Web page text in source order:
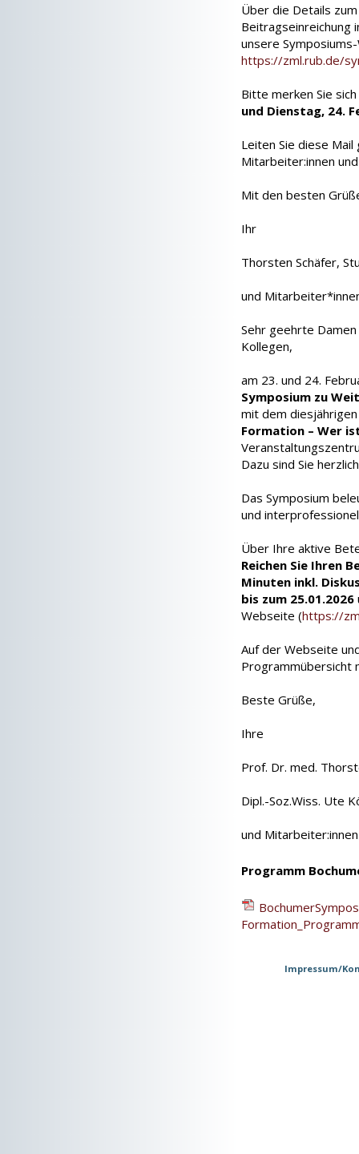
Über die Details
Beitragseinreichung
unsere
https://zml.rub.de/
Bitte merken Sie
und Dienstag, 24.
Leiten Sie diese
Mitarbeiter:innen
Mit den besten
Ihr
Thorsten Schäfer,
und
Sehr geehrte
Kollegen,
am 23. und 24.
Symposium zu
mit dem
Formation – Wer
Dazu sind Sie
Das Symposium
und
Über Ihre aktive
Reichen Sie Ihren
Minuten inkl.
bis zum 25.01.2026
Webseite (https://
Auf der Webseite
Programmübersicht
Beste Grüße,
Ihre
Prof. Dr. med.
Dipl.-Soz.Wiss. Ute
und
Programm
Impressum/